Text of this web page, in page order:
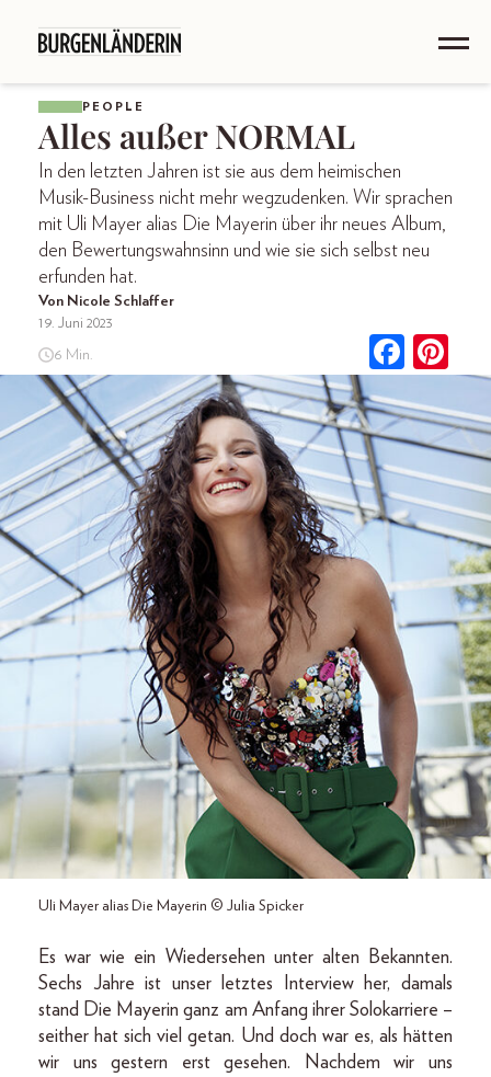
PEOPLE
Alles außer NORMAL
In den letzten Jahren ist sie aus dem heimischen
Musik-­Business nicht mehr wegzudenken. Wir sprachen
mit Uli Mayer alias Die Mayerin über ihr neues Album,
den Bewertungswahnsinn und wie sie sich selbst neu
erfunden hat.
Von Nicole Schlaffer
19. Juni 2023
6 Min.
Uli Mayer alias Die Mayerin © Julia Spicker
Es war wie ein Wiedersehen unter alten Bekannten.
Sechs Jahre ist unser letztes Interview her, damals
stand Die Mayerin ganz am Anfang ihrer Solokarriere –
seither hat sich viel getan. Und doch war es, als hätten
wir uns gestern erst gesehen. Nachdem wir uns